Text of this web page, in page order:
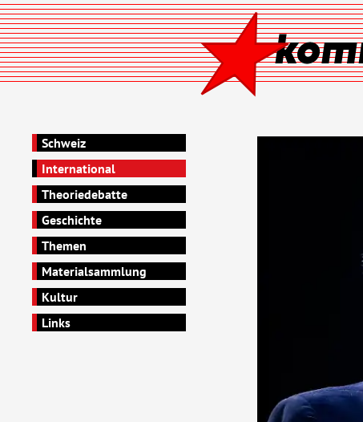
Schweiz
International
Theoriedebatte
Geschichte
Themen
Materialsammlung
Kultur
Links